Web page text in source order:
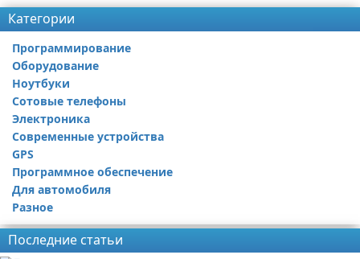
Категории
Программирование
Оборудование
Ноутбуки
Сотовые телефоны
Электроника
Современные устройства
GPS
Программное обеспечение
Для автомобиля
Разное
Последние статьи